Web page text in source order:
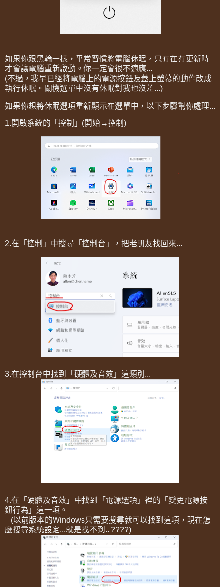
如果你跟黑輪一樣，平常習慣將電腦休眠，只有在有更新時
才會讓電腦重新啟動。你一定會很不適應...
(不過，我早已經將電腦上的電源按鈕及蓋上螢幕的動作改成
執行休眠。關機選單中沒有休眠對我也沒差...)
如果你想將休眠選項重新顯示在選單中，以下步驟幫你處理...
1.開啟系統的「控制」(開始→控制)
2.在「控制」中搜尋「控制台」，把老朋友找回來...
3.在控制台中找到「硬體及音效」這類別...
4.在「硬體及音效」中找到「電源選項」裡的「變更電源按
鈕行為」這一項。
(以前版本的Windows只需要搜尋就可以找到這項，現在怎
麼搜尋系統設定...就是找不到...????)